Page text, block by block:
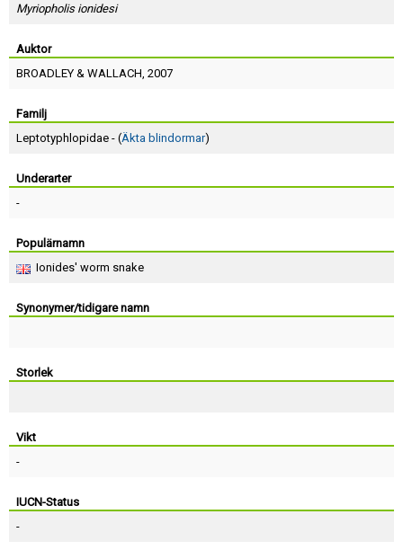
Myriopholis ionidesi
Auktor
BROADLEY & WALLACH, 2007
Familj
Leptotyphlopidae - (Äkta blindormar)
Underarter
-
Populärnamn
Ionides' worm snake
Synonymer/tidigare namn
Storlek
Vikt
-
IUCN-Status
-
Lösenord:
Terms of Service
Skapa konto